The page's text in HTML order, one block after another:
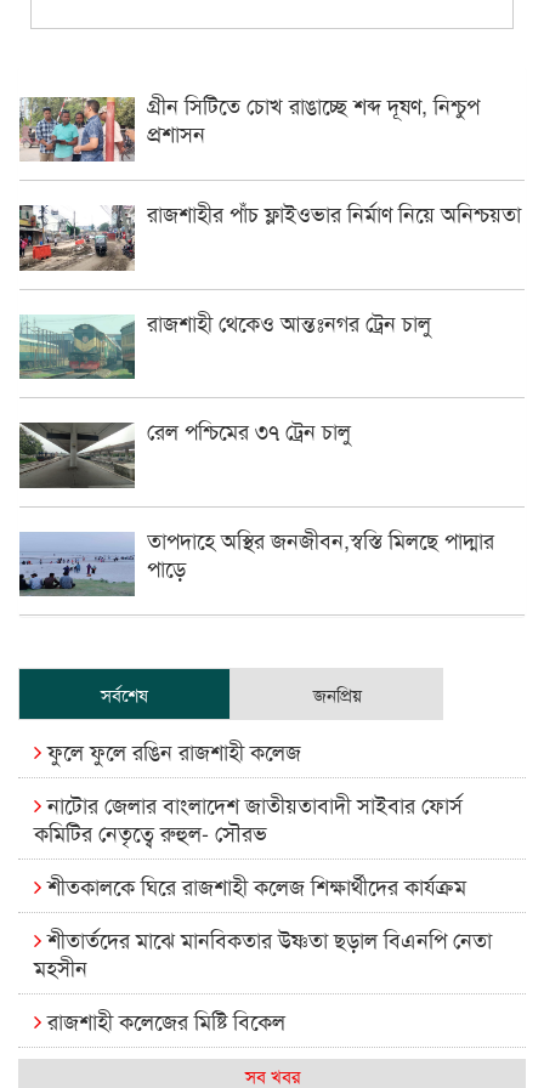
গ্রীন সিটিতে চোখ রাঙাচ্ছে শব্দ দূষণ, নিশ্চুপ
প্রশাসন
রাজশাহীর পাঁচ ফ্লাইওভার নির্মাণ নিয়ে অনিশ্চয়তা
রাজশাহী থেকেও আন্তঃনগর ট্রেন চালু
রেল পশ্চিমের ৩৭ ট্রেন চালু
তাপদাহে অস্থির জনজীবন,স্বস্তি মিলছে পাদ্মার
পাড়ে
সর্বশেষ জনপ্রিয়
ফুলে ফুলে রঙিন রাজশাহী কলেজ
নাটোর জেলার বাংলাদেশ জাতীয়তাবাদী সাইবার ফোর্স
কমিটির নেতৃত্বে রুহুল- সৌরভ
শীতকালকে ঘিরে রাজশাহী কলেজ শিক্ষার্থীদের কার্যক্রম
শীতার্তদের মাঝে মানবিকতার উষ্ণতা ছড়াল বিএনপি নেতা
মহসীন
রাজশাহী কলেজের মিষ্টি বিকেল
কেমন আছে আমাদের দেশের মধ্যবিত্তরা
সব খবর